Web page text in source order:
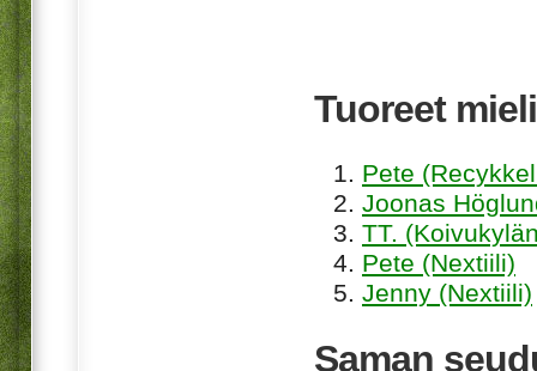
Tuoreet
Pete
Joonas
TT.
Pete (Nextiili)
Jenny (Nextiili)
Saman